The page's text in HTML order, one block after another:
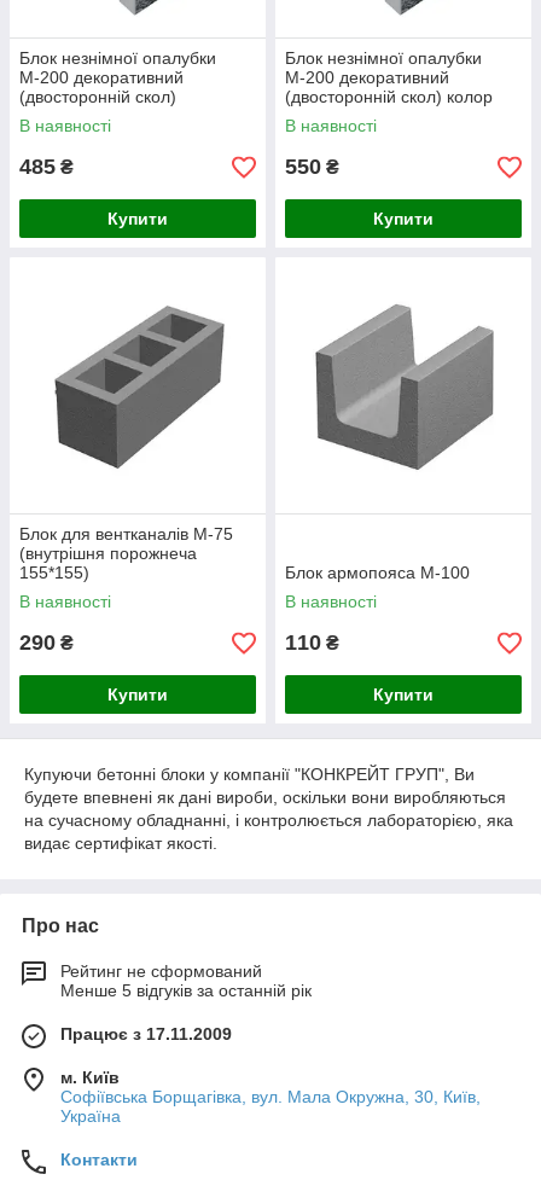
Блок незнімної опалубки
М-200 декоративний
(двосторонній скол)
гірчичний, персиковий,
бордовий, коричневий
В наявності
485 ₴
Купити
Блок незнімної опалубки
М-200 декоративний
(двосторонній скол) колор
мікс
В наявності
550 ₴
Купити
Блок для вентканалів М-75
(внутрішня порожнеча
155*155)
В наявності
290 ₴
Купити
Блок армопояса М-100
В наявності
110 ₴
Купити
Купуючи бетонні блоки у компанії "КОНКРЕЙТ ГРУП", Ви
будете впевнені як дані вироби, оскільки вони виробляються
на сучасному обладнанні, і контролюється лабораторією, яка
видає сертифікат якості.
Про нас
Рейтинг не сформований
Менше 5 відгуків за останній рік
Працює з 17.11.2009
м. Київ
Софіївська Борщагівка, вул. Мала Окружна, 30, Київ,
Україна
Контакти